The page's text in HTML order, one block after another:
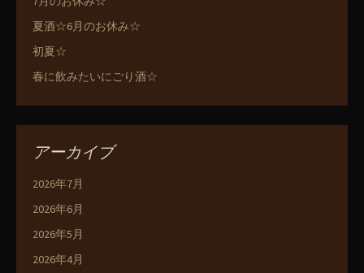
夏酒☆6月のお休み☆
初夏☆
春に飲みたいにごり酒☆
アーカイブ
2026年7月
2026年6月
2026年5月
2026年4月